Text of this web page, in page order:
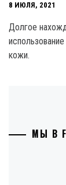
8 ИЮЛЯ, 2021
Долгое
кожи.
МЫ В